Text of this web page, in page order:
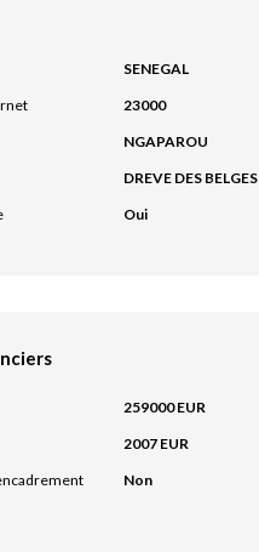
SENEGAL
23000
NGAPAROU
DREVE DES BELGES
Oui
259000 EUR
2007 EUR
Non